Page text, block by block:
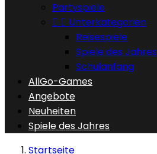
Partyspiele
  Unterkategorien
Reisespiele
Spiele des Jahres
Schulanfang
AllGo-Games
Angebote
Neuheiten
Spiele des Jahres
Startseite